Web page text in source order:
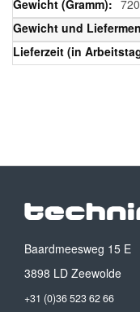
720
Baardmeesweg 15 E
3898 LD Zeewolde
+31 (0)36 523 62 66